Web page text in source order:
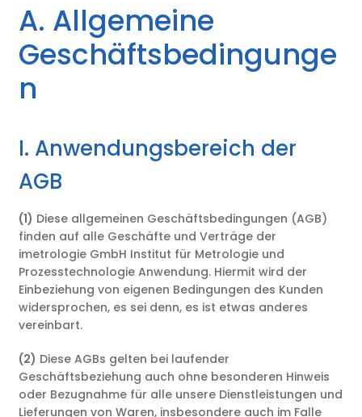
A. Allgemeine
Geschäftsbedingunge
n
I. Anwendungsbereich der
AGB
(1) Diese allgemeinen Geschäftsbedingungen (AGB)
finden auf alle Geschäfte und Verträge der
imetrologie GmbH Institut für Metrologie und
Prozesstechnologie Anwendung. Hiermit wird der
Einbeziehung von eigenen Bedingungen des Kunden
widersprochen, es sei denn, es ist etwas anderes
vereinbart.
(2) Diese AGBs gelten bei laufender
Geschäftsbeziehung auch ohne besonderen Hinweis
oder Bezugnahme für alle unsere Dienstleistungen und
Lieferungen von Waren, insbesondere auch im Falle